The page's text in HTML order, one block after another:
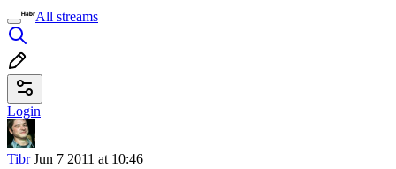
All streams
Login
TibrJun 7 2011 at 10:46